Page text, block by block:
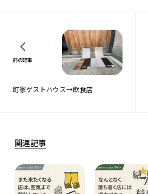
前の記事
町家ゲストハウス→飲食店
関連記事